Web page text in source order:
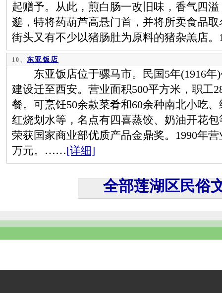
起赠予。从此，煎白肠一改旧味，香气四
邈，特将药葫芦高悬门首，并将所卖食品
街头又有不少以猪肠肚为原料的猪杂羔店
10、 东亚饭店
东亚饭店位于骡马市。民国5年(1916年)
建设迁至西安。营业面积500平方米，职工
餐。可烹饪50余款菜肴和60余种南北小吃
红烧划水等，名点有四喜蒸饺、奶油开花
荣获国家商业部优质产品金鼎奖。1990年
万元。……[详细]
全部莲湖区民俗